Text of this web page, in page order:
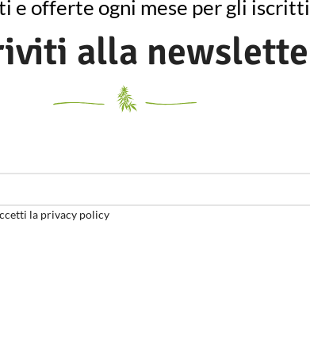
e offerte ogni mese per gli iscritti
alla
la privacy policy